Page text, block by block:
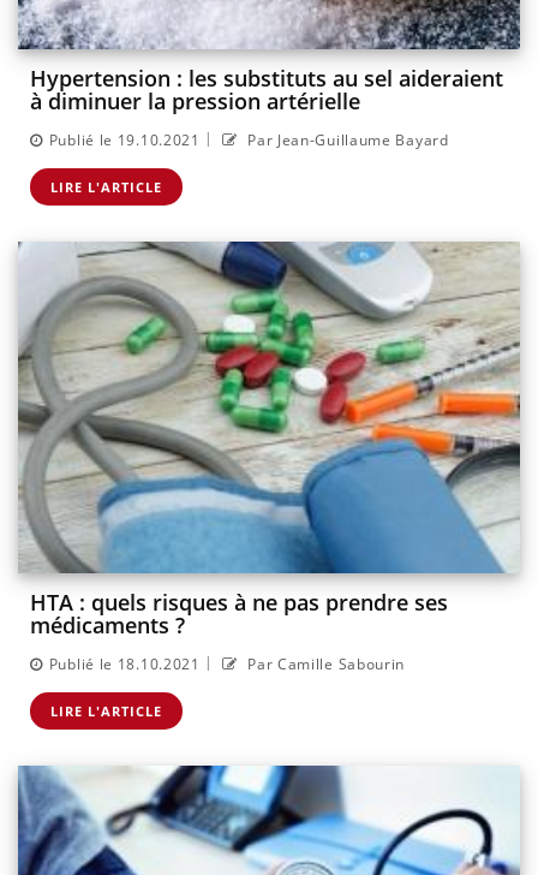
Hypertension : les substituts au sel aideraient
à diminuer la pression artérielle
Publié le 19.10.2021 | Par Jean-Guillaume Bayard
LIRE L'ARTICLE
HTA : quels risques à ne pas prendre ses
médicaments ?
Publié le 18.10.2021 | Par Camille Sabourin
LIRE L'ARTICLE